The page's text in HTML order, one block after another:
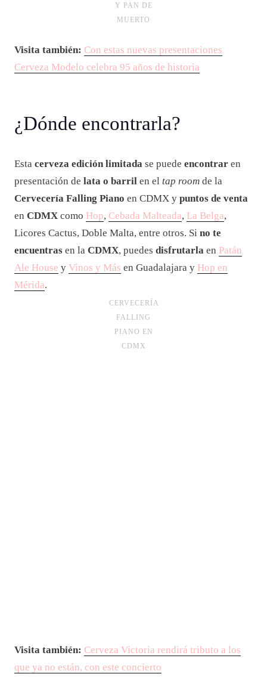
Y PAN DE
MUERTO
Visita también: Con estas nuevas presentaciones
Cerveza Modelo celebra 95 años de historia
¿Dónde encontrarla?
Esta cerveza edición limitada se puede encontrar en
presentación de lata o barril en el tap room de la
Cervecería Falling Piano en CDMX y puntos de venta
en CDMX como Hop, Cebada Malteada, La Belga,
Licores Cactus, Doble Malta, entre otros. Si no te
encuentras en la CDMX, puedes disfrutarla en Patán
Ale House y Vinos y Más en Guadalajara y Hop en
Mérida.
CERVECERÍA
FALLING
PIANO EN
CDMX
Visita también: Cerveza Victoria rendirá tributo a los
que ya no están, con este concierto